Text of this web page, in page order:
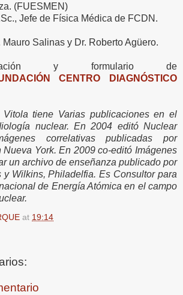
(FUESMEN)
Jefe de Física Médica de FCDN.
Salinas y Dr. Roberto Agüero.
y formulario de
CENTRO DIAGNÓSTICO
tiene Varias publicaciones en el
nuclear. En 2004 editó Nuclear
correlativas publicadas por
Nueva York. En 2009 co-editó Imágenes
un archivo de enseñanza publicado por
y Wilkins, Philadelfia. Es Consultor para
de Energía Atómica en el campo
at 19:14